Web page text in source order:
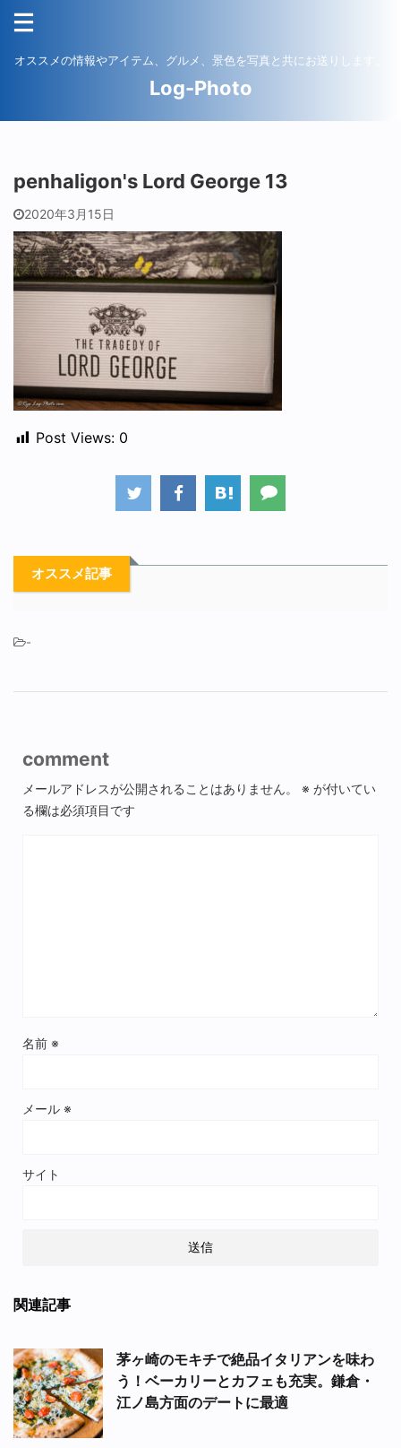
オススメの情報やアイテム、グルメ、景色を写真と共にお送りします。
Log-Photo
penhaligon's Lord George 13
2020年3月15日
Post Views: 0
オススメ記事
-
comment
メールアドレスが公開されることはありません。 ※ が付いてい
る欄は必須項目です
名前 ※
メール ※
サイト
関連記事
茅ヶ崎のモキチで絶品イタリアンを味わ
う！ベーカリーとカフェも充実。鎌倉・
江ノ島方面のデートに最適